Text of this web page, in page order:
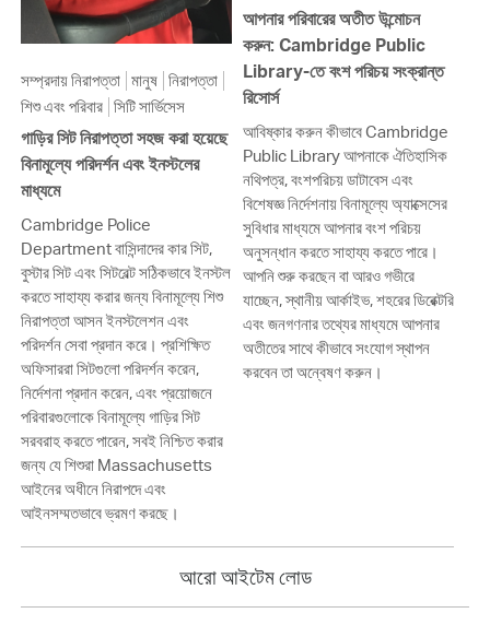
সম্প্রদায় নিরাপত্তা মানুষ নিরাপত্তা
শিশু এবং পরিবার সিটি সার্ভিসেস
গাড়ির সিট নিরাপত্তা সহজ করা হয়েছে
বিনামূল্যে পরিদর্শন এবং ইনস্টলের
মাধ্যমে
Cambridge Police
Department বাসিন্দাদের কার সিট,
বুস্টার সিট এবং সিটবেল্ট সঠিকভাবে ইনস্টল
করতে সাহায্য করার জন্য বিনামূল্যে শিশু
নিরাপত্তা আসন ইনস্টলেশন এবং
পরিদর্শন সেবা প্রদান করে। প্রশিক্ষিত
অফিসাররা সিটগুলো পরিদর্শন করেন,
নির্দেশনা প্রদান করেন, এবং প্রয়োজনে
পরিবারগুলোকে বিনামূল্যে গাড়ির সিট
সরবরাহ করতে পারেন, সবই নিশ্চিত করার
জন্য যে শিশুরা Massachusetts
আইনের অধীনে নিরাপদে এবং
আইনসম্মতভাবে ভ্রমণ করছে।
আপনার পরিবারের অতীত উন্মোচন
করুন: Cambridge Public
Library-তে বংশ পরিচয় সংক্রান্ত
রিসোর্স
আবিষ্কার করুন কীভাবে Cambridge
Public Library আপনাকে ঐতিহাসিক
নথিপত্র, বংশপরিচয় ডাটাবেস এবং
বিশেষজ্ঞ নির্দেশনায় বিনামূল্যে অ্যাক্সেসের
সুবিধার মাধ্যমে আপনার বংশ পরিচয়
অনুসন্ধান করতে সাহায্য করতে পারে।
আপনি শুরু করছেন বা আরও গভীরে
যাচ্ছেন, স্থানীয় আর্কাইভ, শহরের ডিরেক্টরি
এবং জনগণনার তথ্যের মাধ্যমে আপনার
অতীতের সাথে কীভাবে সংযোগ স্থাপন
করবেন তা অন্বেষণ করুন।
আরো আইটেম লোড